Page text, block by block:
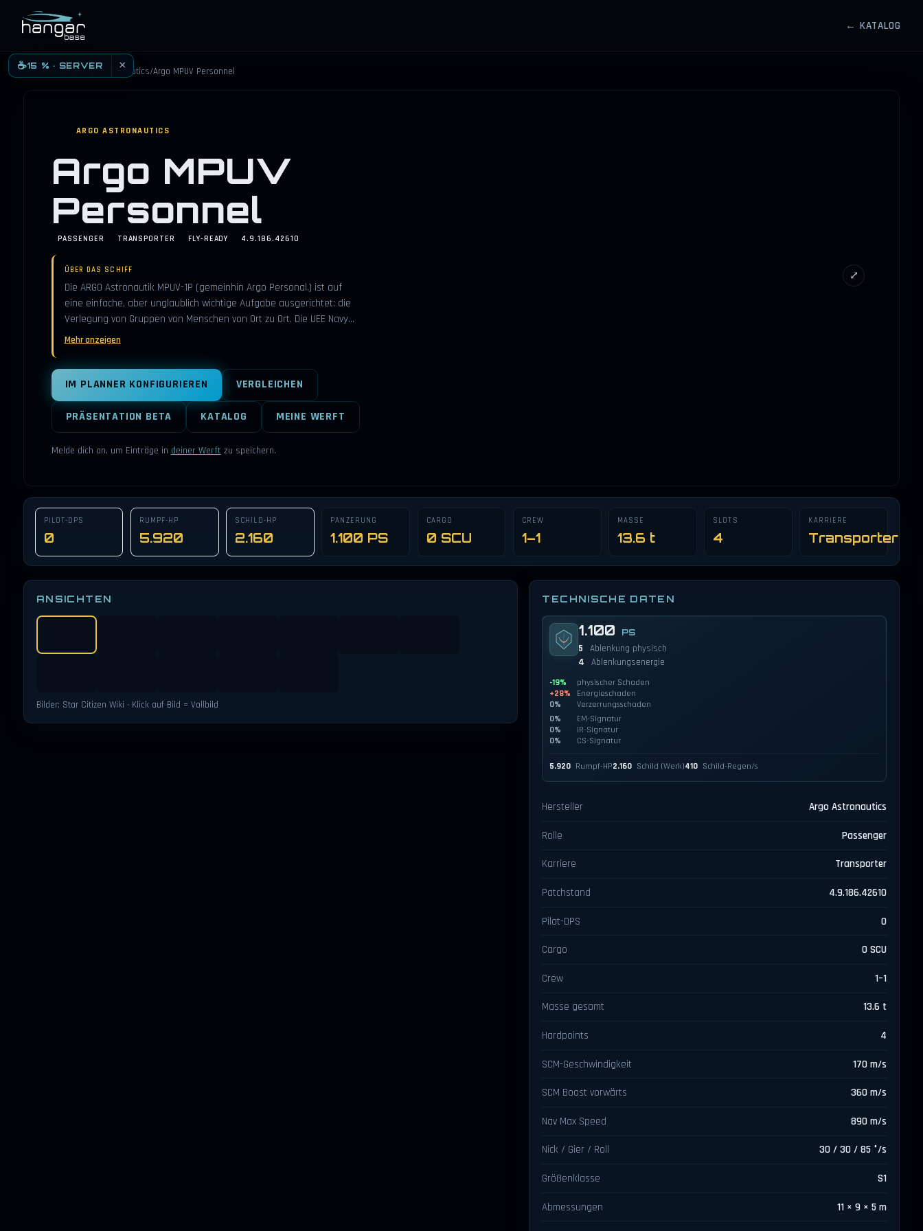
HANGARBASE
← KATALOG
Schiffskatalog/ Argo Astronautics/Argo MPUV Personnel
ARGO ASTRONAUTICS
Argo MPUV
Personnel
PASSENGER TRANSPORTER FLY-READY 4.9.186.42610
ÜBER DAS SCHIFF
Die ARGO Astronautik MPUV-1P (gemeinhin Argo Personal.) ist auf
eine einfache, aber unglaublich wichtige Aufgabe ausgerichtet: die
Verlegung von Gruppen von Menschen von Ort zu Ort. Die UEE Navy…
Mehr anzeigen
IM PLANNER KONFIGURIEREN VERGLEICHEN
PRÄSENTATION BETA KATALOG MEINE WERFT
Melde dich an, um Einträge in deiner Werft zu speichern.
⤢
PILOT-DPS
0
RUMPF-HP
5.920
SCHILD-HP
2.160
PANZERUNG
1.100 PS
CARGO
0 SCU
CREW
1–1
MASSE
13.6 t
SLOTS
4
KARRIERE
Transporter
ANSICHTEN
Bilder: Star Citizen Wiki · Klick auf Bild = Vollbild
TECHNISCHE DATEN
1.100 PS
5
Ablenkung physisch
4
Ablenkungsenergie
-19%
physischer Schaden
+28%
Energieschaden
0%
Verzerrungsschaden
0%
EM-Signatur
0%
IR-Signatur
0%
CS-Signatur
5.920 Rumpf-HP2.160 Schild (Werk)410 Schild-Regen/s
Hersteller Argo Astronautics
Rolle Passenger
Karriere Transporter
Patchstand 4.9.186.42610
Pilot-DPS 0
Cargo 0 SCU
Crew 1–1
Masse gesamt 13.6 t
Hardpoints 4
SCM-Geschwindigkeit 170 m/s
SCM Boost vorwärts 360 m/s
Nav Max Speed 890 m/s
Nick / Gier / Roll 30 / 30 / 85 °/s
Größenklasse S1
Abmessungen 11 × 9 × 5 m
☕15 % · SERVER ×